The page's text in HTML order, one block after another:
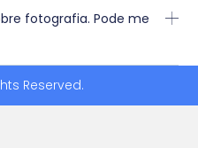
fotografia. Pode me
Reserved.